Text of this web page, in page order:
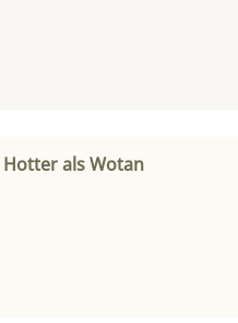
Hotter als Wotan